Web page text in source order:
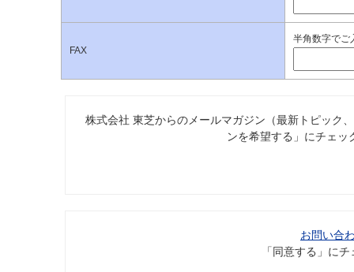
FAX
半角数字でご
株式会社 東芝からのメールマガジン（最新トピック
ンを希望する」にチェ
お問い合
「同意する」に